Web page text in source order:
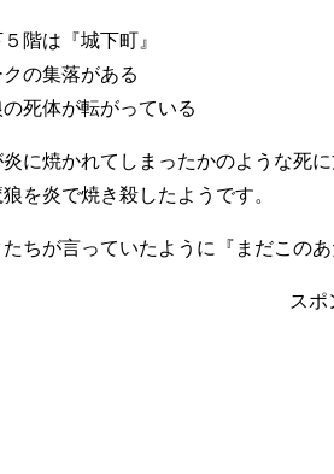
階は『城下町』
の集落がある
死体が転がっている
炎に焼かれてしまったかのような死
を炎で焼き殺したようです。
ちが言っていたように『まだこの
スポ